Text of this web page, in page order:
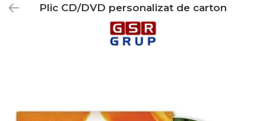
Plic CD/DVD personalizat de carton